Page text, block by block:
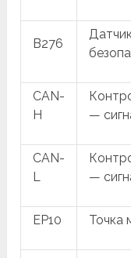
B276
CAN-
H
—
CAN-
L
—
EP10 Точка